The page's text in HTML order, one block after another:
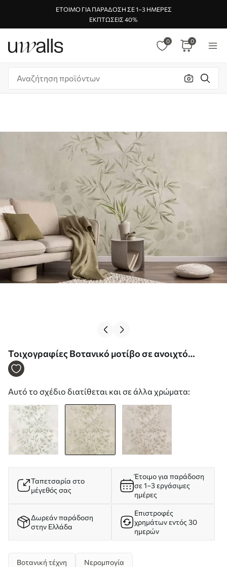
ΈΤΟΙΜΟ ΓΙΑ ΠΑΡΆΔΟΣΗ ΣΕ 1–3 ΗΜΈΡΕΣ
ΕΚΠΤΏΣΕΙΣ 40%
0 0
Τοιχογραφίες Βοτανικό μοτίβο σε ανοιχτό
πράσινο φόντο με υφή Nr. w05424v1
Αυτό το σχέδιο διατίθεται και σε άλλα χρώματα:
Ταπετσαρία στο
μέγεθός σας
Έτοιμο για παράδοση
σε 1–3 εργάσιμες
ημέρες
Δωρεάν παράδοση
στην Ελλάδα
Επιστροφές
χρημάτων εντός 30
ημερών
Βοτανική τέχνη Νερομπογία